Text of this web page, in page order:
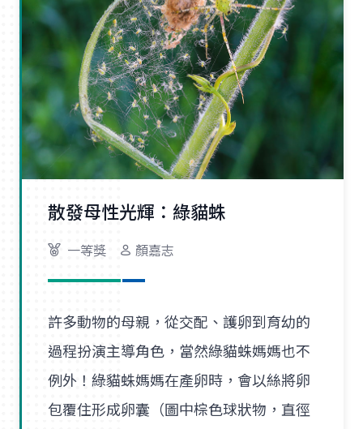
散發母性光輝：綠貓蛛
一等獎 顏嘉志
許多動物的母親，從交配、護卵到育幼的
過程扮演主導角色，當然綠貓蛛媽媽也不
例外！綠貓蛛媽媽在產卵時，會以絲將卵
包覆住形成卵囊（圖中棕色球狀物，直徑